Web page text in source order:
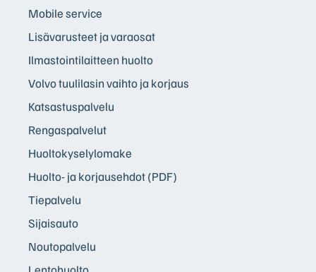
Mobile service
Lisävarusteet ja varaosat
Ilmastointilaitteen huolto
Volvo tuulilasin vaihto ja korjaus
Katsastuspalvelu
Rengaspalvelut
Huoltokyselylomake
Huolto- ja korjausehdot (PDF)
Tiepalvelu
Sijaisauto
Noutopalvelu